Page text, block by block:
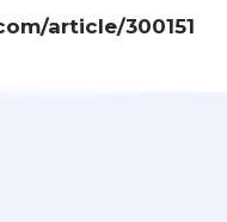
article/300151